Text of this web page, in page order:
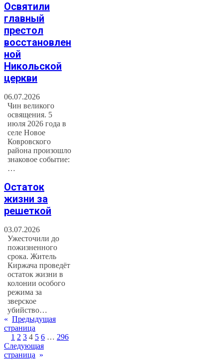
Освятили
главный
престол
восстановлен
ной
Никольской
церкви
06.07.2026
Чин великого
освящения. 5
июля 2026 года в
селе Новое
Ковровского
района произошло
знаковое событие:
…
Остаток
жизни за
решеткой
03.07.2026
Ужесточили до
пожизненного
срока. Житель
Киржача проведёт
остаток жизни в
колонии особого
режима за
зверское
убийство…
« Предыдущая
страница
1 2 3 4 5 6 … 296
Следующая
страница »